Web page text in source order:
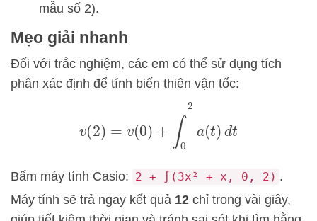
mẫu số 2).
Mẹo giải nhanh
Đối với trắc nghiệm, các em có thể sử dụng tích
phân xác định để tính biến thiên vận tốc:
a
Bấm máy tính Casio: 2 + ∫(3x² + x, 0, 2) .
Máy tính sẽ trả ngay kết quả 12 chỉ trong vài giây,